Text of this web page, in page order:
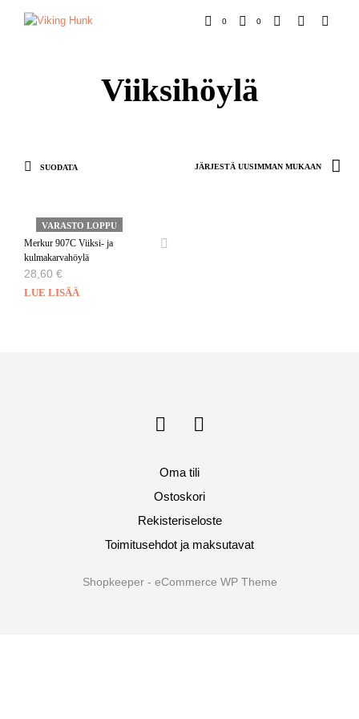
0 0
Viiksihöylä
SUODATA
VARASTO LOPPU
Merkur 907C Viiksi- ja
kulmakarvahöylä
28,60 €
LUE LISÄÄ
Oma tili
Ostoskori
Rekisteriseloste
Toimitusehdot ja maksutavat
Shopkeeper - eCommerce WP Theme